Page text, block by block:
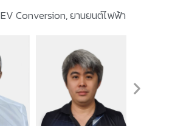
EV Conversion,ยานยนต์ไฟฟ้า